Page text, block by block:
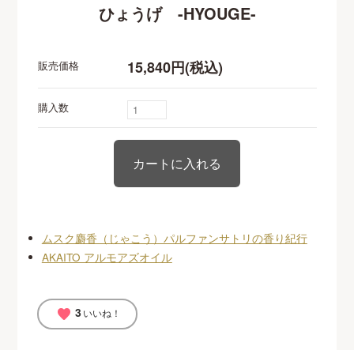
ひょうげ -HYOUGE-
販売価格 15,840円(税込)
購入数
ムスク麝香（じゃこう）パルファンサトリの香り紀行
AKAITO アルモアズオイル
favorite 3いいね！